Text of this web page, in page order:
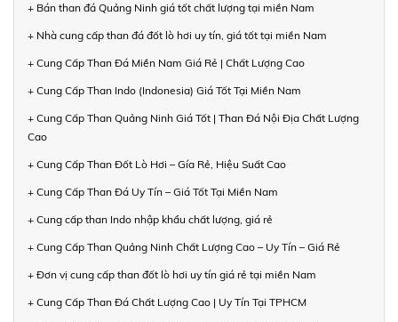
+ Bán than đá Quảng Ninh giá tốt chất lượng tại miền Nam
+ Nhà cung cấp than đá đốt lò hơi uy tín, giá tốt tại miền Nam
+ Cung Cấp Than Đá Miền Nam Giá Rẻ | Chất Lượng Cao
+ Cung Cấp Than Indo (Indonesia) Giá Tốt Tại Miền Nam
+ Cung Cấp Than Quảng Ninh Giá Tốt | Than Đá Nội Địa Chất Lượng
Cao
+ Cung Cấp Than Đốt Lò Hơi – Gía Rẻ, Hiệu Suất Cao
+ Cung Cấp Than Đá Uy Tín – Giá Tốt Tại Miền Nam
+ Cung cấp than Indo nhập khẩu chất lượng, giá rẻ
+ Cung Cấp Than Quảng Ninh Chất Lượng Cao – Uy Tín – Giá Rẻ
+ Đơn vị cung cấp than đốt lò hơi uy tín giá rẻ tại miền Nam
+ Cung Cấp Than Đá Chất Lượng Cao | Uy Tín Tại TPHCM